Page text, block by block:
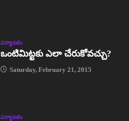
పర్యాటకం
ఒంటిమిట్టకు ఎలా చేరుకోవచ్చు?
Saturday, February 21, 2015
పర్యాటకం